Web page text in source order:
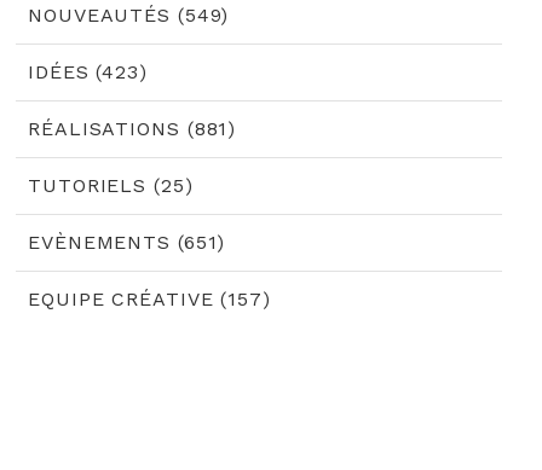
NOUVEAUTÉS (549)
IDÉES (423)
RÉALISATIONS (881)
TUTORIELS (25)
EVÈNEMENTS (651)
EQUIPE CRÉATIVE (157)